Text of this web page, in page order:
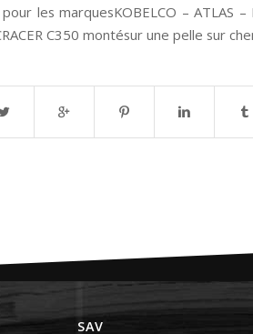
les marquesKOBELCO – ATLAS
C350 montésur une pelle sur
SAV